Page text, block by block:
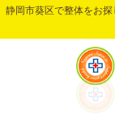
静岡市葵区で整体をお